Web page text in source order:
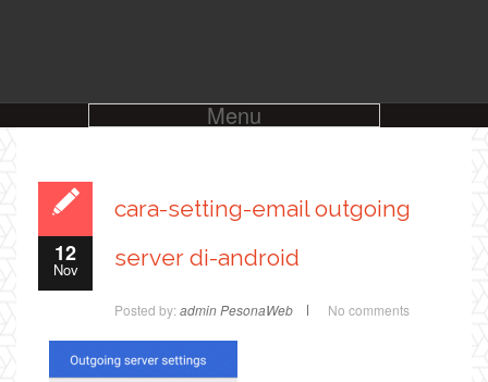
Menu
12
Nov
cara-setting-email outgoing
server di-android
Posted by: admin PesonaWeb No comments